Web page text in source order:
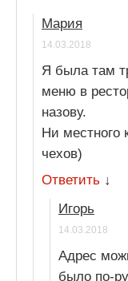
Мария
14.03.2018
Я была там
меню в
назову.
Ни местного
чехов)
Ответить ↓
Игорь
14.03.2018
Адрес
было по-